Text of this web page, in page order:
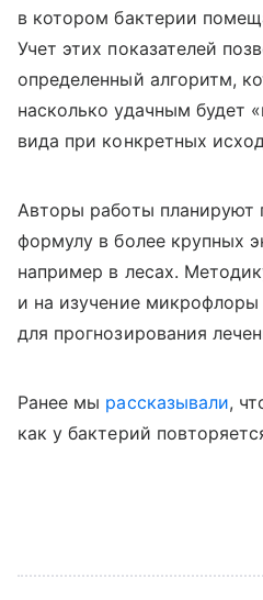
в котором бактерии
Учет этих показателей
определенный алгоритм,
насколько удачным будет
вида при конкретных
Авторы работы планируют
формулу в более крупных
например в лесах.
и на изучение
для прогнозирования
Ранее мы рассказывали,
как у бактерий